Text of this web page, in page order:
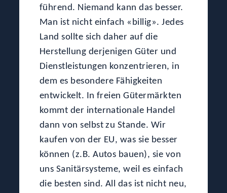
führend. Niemand kann das besser.
Man ist nicht einfach «billig». Jedes
Land sollte sich daher auf die
Herstellung derjenigen Güter und
Dienstleistungen konzentrieren, in
dem es besondere Fähigkeiten
entwickelt. In freien Gütermärkten
kommt der internationale Handel
dann von selbst zu Stande. Wir
kaufen von der EU, was sie besser
können (z.B. Autos bauen), sie von
uns Sanitärsysteme, weil es einfach
die besten sind. All das ist nicht neu,